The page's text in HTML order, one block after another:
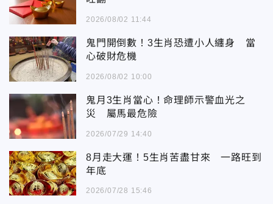
2026/08/02 11:44
鬼門開倒數！3生肖恐遭小人纏身 當
心破財危機
2026/08/02 10:00
鬼月3生肖當心！命理師示警血光之
災 屬馬最危險
2026/07/29 14:40
8月走大運！5生肖苦盡甘來 一路旺到
年底
2026/07/28 15:46